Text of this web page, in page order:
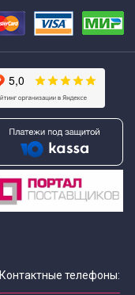
Контактные телефоны: